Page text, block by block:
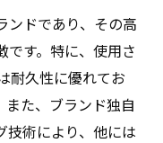
取でよくある質
ント徹底解説―あ
ンドであり、その高
です。特に、使用さ
耐久性に優れてお
また、ブランド独自
技術により、他には